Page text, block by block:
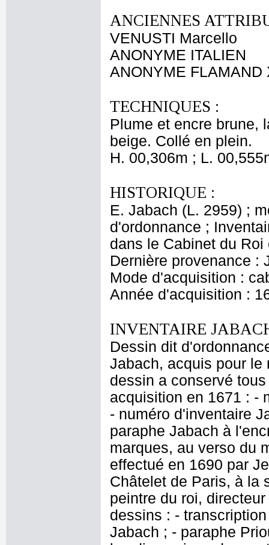
ANCIENNES
VENUSTI Marcello
ANONYME ITALIEN
ANONYME FLAMAND
TECHNIQUES :
Plume et encre brune,
beige. Collé en plein.
H. 00,306m ; L.
HISTORIQUE :
E. Jabach (L. 2959) ;
d'ordonnance ;
dans le Cabinet du
Dernière provenance :
Mode d'acquisition :
Année d'acquisition :
INVENTAIRE
Dessin dit
Jabach, acquis pour le
dessin a conservé
acquisition en 1671 : -
- numéro d'inventaire
paraphe Jabach à
marques, au verso du
effectué en 1690 par
Châtelet de Paris, à la
peintre du roi,
dessins : -
Jabach ; - paraphe